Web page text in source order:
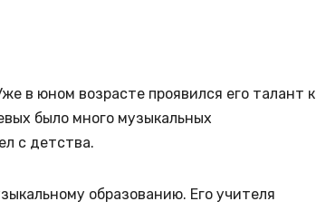
в юном возрасте проявился его талант к
было много музыкальных
с детства.
образованию. Его учителя